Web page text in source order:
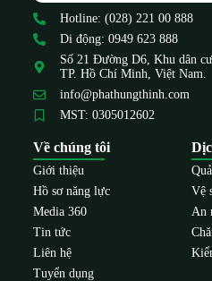
Hotline: (028) 221 00 888
Di động: 0949 623 888
Số 21 Đường D6, Khu dân
TP. Hồ Chí Minh, Việt Nam.
info@phathungthinh.com
MST: 0305012602
Về chúng tôi
Giới thiệu
Hồ sơ năng lực
Media 360
Tin tức
Liên hệ
Tuyển dụng
Vệ
An